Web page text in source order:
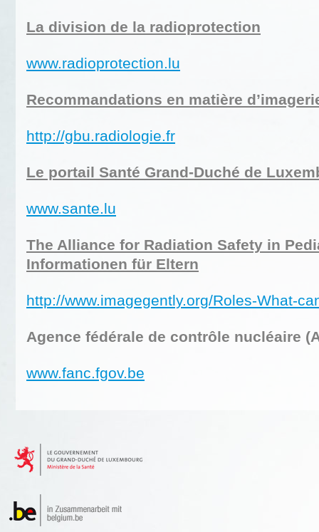
La division de la radioprotection
www.radioprotection.lu
Recommandations en matière
http://gbu.radiologie.fr
Le portail Santé Grand-Duché de
www.sante.lu
The Alliance for Radiation Safety in
Informationen für Eltern
http://www.imagegently.org/Roles-What-
Agence fédérale de contrôle nucléaire
www.fanc.fgov.be